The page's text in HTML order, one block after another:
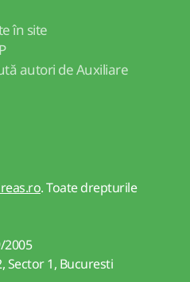
în site
autori de Auxiliare
. Toate drepturile
Sector 1, Bucuresti